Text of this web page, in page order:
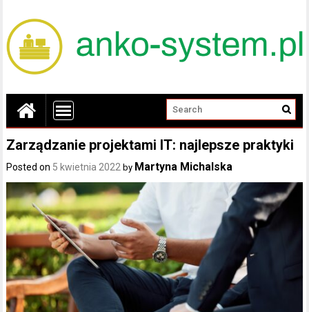
Zarządzanie projektami IT: najlepsze praktyki
Posted on 5 kwietnia 2022 by Martyna Michalska